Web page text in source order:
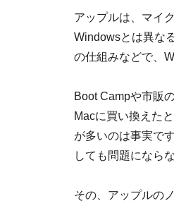
アップルは、マイ
Windowsとは異な
の仕組みなどで、
Boot Campや市販
Macに買い換えた
が多いのは事実で
しても問題になら
その、アップルの